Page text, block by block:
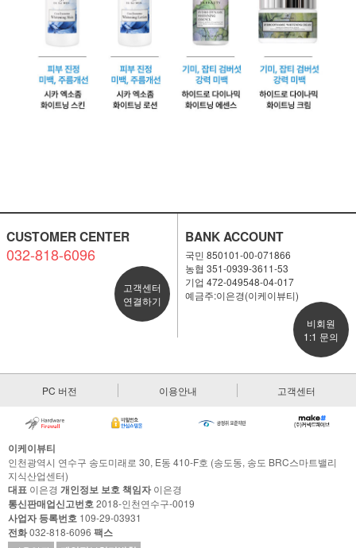
CUSTOMER CENTER
032-818-6096
고객센터
연결하기
BANK ACCOUNT
국민 850101-00-071866
농협 351-0939-3611-53
기업 472-049548-04-017
예금주:이은경(이케이뷰티)
비회원
1:1 문의
PC 버전 이용안내 고객센터
이케이뷰티
인천광역시 연수구 송도미래로 30, E동 410-F호 (송도동, 송도 BRC스마트밸리
지식산업센터)
대표 이은경 개인정보 보호 책임자이은경
통신판매업신고번호2018-인천연수구-0019
사업자 등록번호 109-29-03931
전화032-818-6096 팩스